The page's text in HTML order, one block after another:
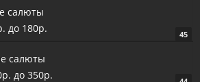
салюты
до 180р.
45
салюты
до 350р.